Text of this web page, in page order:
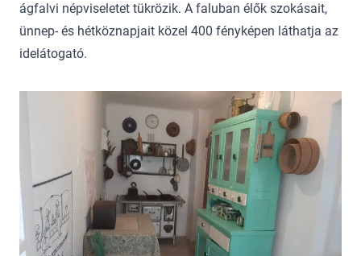
ágfalvi népviseletet tükrözik. A faluban élők szokásait,
ünnep- és hétköznapjait közel 400 fényképen láthatja az
idelátogató.